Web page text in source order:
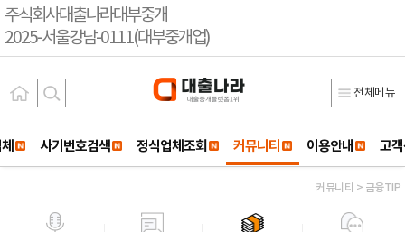
주식회사대출나라대부중개
2025-서울강남-0111(대부중개업)
전체메뉴
사기번호검색 정식업체조회 커뮤니티 이용안내 고
커뮤니티 > 금융TIP